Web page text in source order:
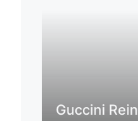
Guccini